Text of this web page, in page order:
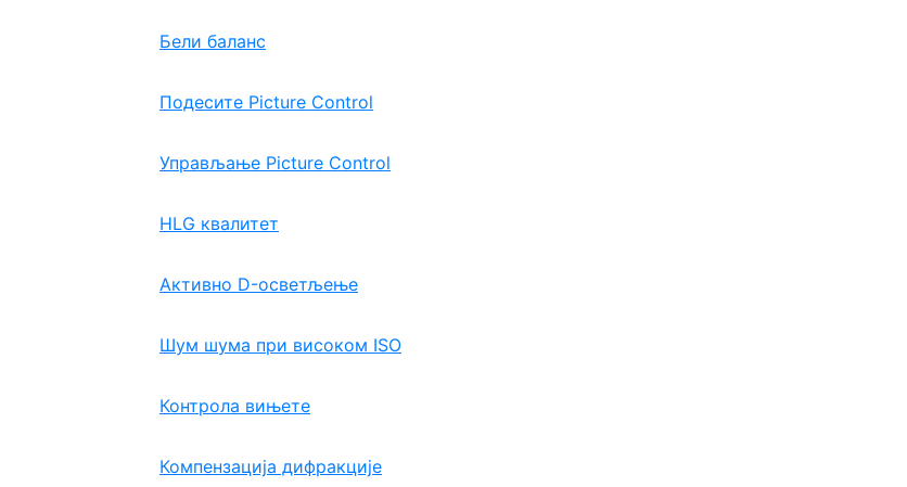
Бели баланс
Подесите Picture Control
Управљање Picture Control
HLG квалитет
Активно D-осветљење
Шум шума при високом ISO
Контрола вињете
Компензација дифракције